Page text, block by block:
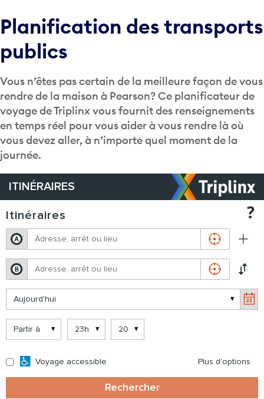
Planification des transports
publics
rendre de la maison à Pearson? Ce planificateur de
voyage de Triplinx vous fournit des renseignements
en temps réel pour vous aider à vous rendre là où
vous devez aller, à n’importe quel moment de la
journée.